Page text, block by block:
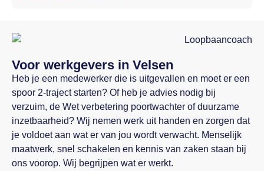
Voor werkgevers in Velsen
Heb je een medewerker die is uitgevallen en moet er een
spoor 2-traject starten? Of heb je advies nodig bij
verzuim, de Wet verbetering poortwachter of duurzame
inzetbaarheid? Wij nemen werk uit handen en zorgen dat
je voldoet aan wat er van jou wordt verwacht. Menselijk
maatwerk, snel schakelen en kennis van zaken staan bij
ons voorop. Wij begrijpen wat er werkt.